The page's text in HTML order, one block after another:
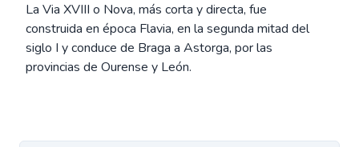
La Via XVIII o Nova, más corta y directa, fue
construida en época Flavia, en la segunda mitad del
siglo I y conduce de Braga a Astorga, por las
provincias de Ourense y León.